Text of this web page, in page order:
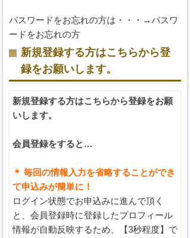
パスワードをお忘れの方は・・・→パスワ
ードをお忘れの方
新規登録する方はこちらから登
録をお願いします。
新規登録する方はこちらから登録をお願
いします。
会員登録をすると…
＊ 毎回の情報入力を省略することができ
て申込みが簡単に！
ログイン状態でお申込みに進んで頂く
と、会員登録時に登録したプロフィール
情報が自動反映するため、【3秒程度】で